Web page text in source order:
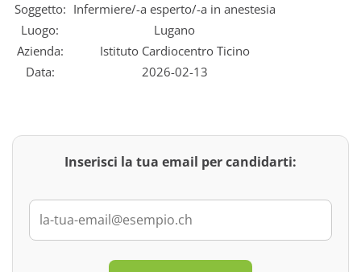
Soggetto: Infermiere/-a esperto/-a in anestesia
Luogo:
Lugano
Azienda:
Istituto Cardiocentro Ticino
Data:
2026-02-13
Inserisci la tua email per candidarti: